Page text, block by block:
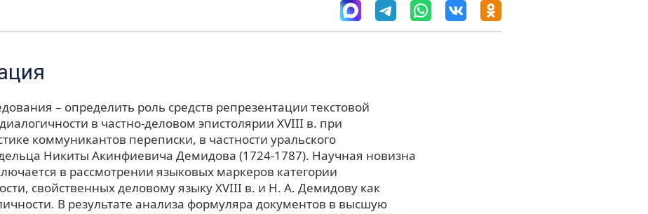
– определить роль средств репрезентации текстовой
в частно-деловом эпистолярии XVIII в. при
коммуникантов переписки, в частности уральского
Никиты Акинфиевича Демидова (1724-1787). Научная новизна
в рассмотрении языковых маркеров категории
свойственных деловому языку XVIII в. и Н. А. Демидову как
В результате анализа формуляра документов в высшую